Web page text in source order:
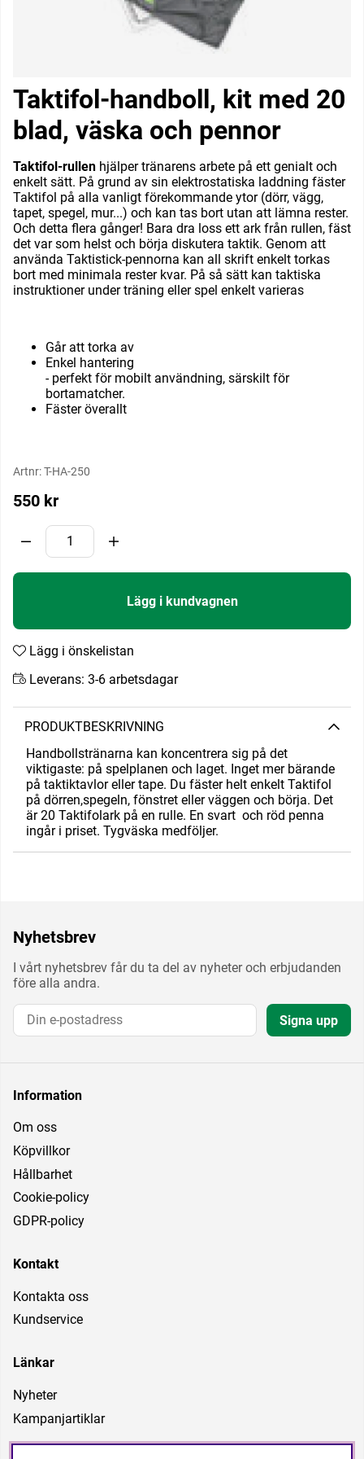
Taktifol-handboll, kit med 20
blad, väska och pennor
Taktifol-rullen hjälper tränarens arbete på ett genialt och
enkelt sätt. På grund av sin elektrostatiska laddning fäster
Taktifol på alla vanligt förekommande ytor (dörr, vägg,
tapet, spegel, mur...) och kan tas bort utan att lämna rester.
Och detta flera gånger! Bara dra loss ett ark från rullen, fäst
det var som helst och börja diskutera taktik. Genom att
använda Taktistick-pennorna kan all skrift enkelt torkas
bort med minimala rester kvar. På så sätt kan taktiska
instruktioner under träning eller spel enkelt varieras
Går att torka av
Enkel hantering
- perfekt för mobilt användning, särskilt för
bortamatcher.
Fäster överallt
Artnr:T-HA-250
550 kr
Lägg i kundvagnen
Lägg i önskelistan
Leverans: 3-6 arbetsdagar
PRODUKTBESKRIVNING
Handbollstränarna kan koncentrera sig på det
viktigaste: på spelplanen och laget. Inget mer bärande
på taktiktavlor eller tape. Du fäster helt enkelt Taktifol
på dörren,spegeln, fönstret eller väggen och börja. Det
är 20 Taktifolark på en rulle. En svart och röd penna
ingår i priset. Tygväska medföljer.
Nyhetsbrev
I vårt nyhetsbrev får du ta del av nyheter och erbjudanden
före alla andra.
Signa upp
Information
Om oss
Köpvillkor
Hållbarhet
Cookie-policy
GDPR-policy
Kontakt
Kontakta oss
Kundservice
Länkar
Nyheter
Kampanjartiklar